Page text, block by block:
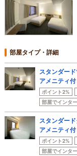
部屋タイプ・詳細
スタンダー
アメニティ
ポイント2%
部屋でインタ
スタンダー
アメニティ
ポイント2%
部屋でインタ